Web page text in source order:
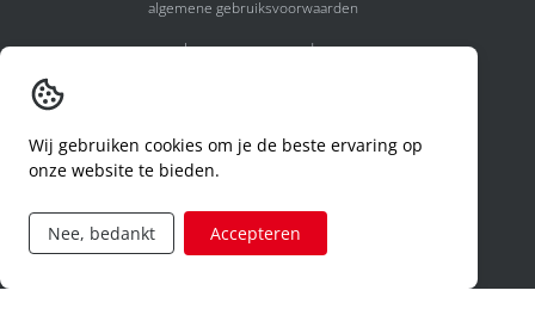
algemene gebruiksvoorwaarden
algemene voorwaarden
code of conduct
aanvraag rechten ivm privacy
Wij gebruiken cookies om je de beste ervaring op
onze website te bieden.
Nee, bedankt Accepteren